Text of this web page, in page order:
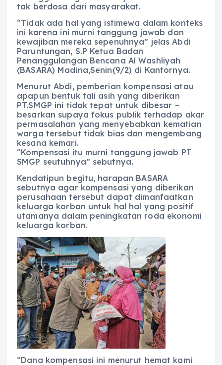
tak berdosa dari masyarakat.
“Tidak ada hal yang istimewa dalam konteks
ini karena ini murni tanggung jawab dan
kewajiban mereka sepenuhnya” jelas Abdi
Paruntungan, S.P Ketua Badan
Penanggulangan Bencana Al Washliyah
(BASARA) Madina,Senin(9/2) di Kantornya.
Menurut Abdi, pemberian kompensasi atau
apapun bentuk tali asih yang diberikan
PT.SMGP ini tidak tepat untuk dibesar –
besarkan supaya fokus publik terhadap akar
permasalahan yang menyebabkan kematian
warga tersebut tidak bias dan mengembang
kesana kemari.
“Kompensasi itu murni tanggung jawab PT
SMGP seutuhnya” sebutnya.
Kendatipun begitu, harapan BASARA
sebutnya agar kompensasi yang diberikan
perusahaan tersebut dapat dimanfaatkan
keluarga korban untuk hal hal yang positif
utamanya dalam peningkatan roda ekonomi
keluarga korban.
“Dana kompensasi ini menurut hemat kami